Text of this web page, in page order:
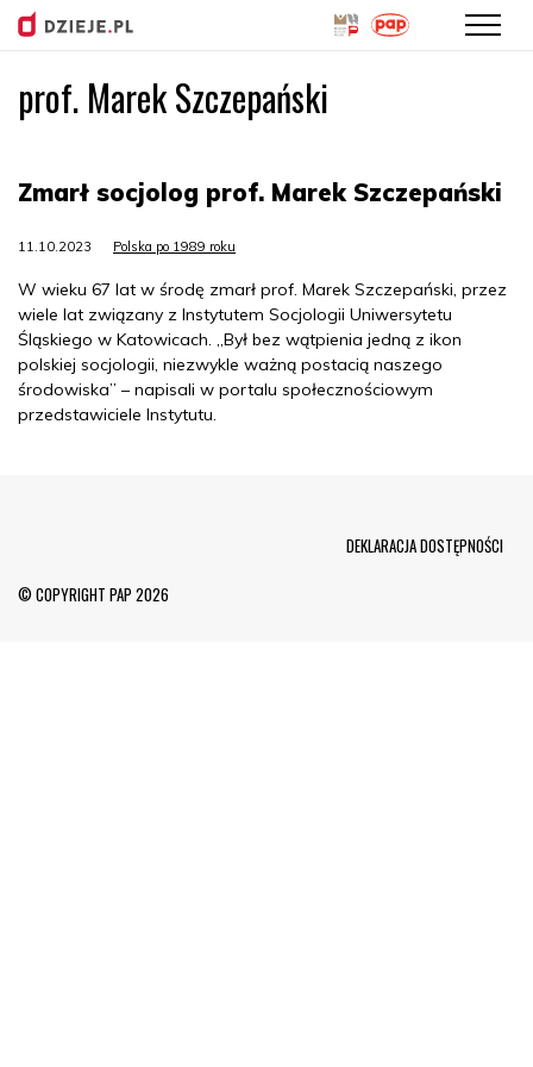
Przejdź
do
prof. Marek Szczepański
Zmarł socjolog prof. Marek Szczepański
11.10.2023 Polska po 1989 roku
W wieku 67 lat w środę zmarł prof. Marek Szczepański, przez
wiele lat związany z Instytutem Socjologii Uniwersytetu
Śląskiego w Katowicach. „Był bez wątpienia jedną z ikon
polskiej socjologii, niezwykle ważną postacią naszego
środowiska” – napisali w portalu społecznościowym
przedstawiciele Instytutu.
© COPYRIGHT PAP 2026
DEKLARACJA DOSTĘPNOŚCI